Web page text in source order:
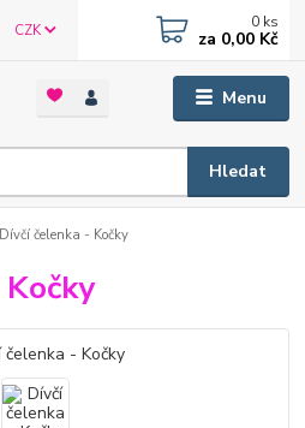
Menu
CZK
Hledat
0 ks
za 0,00 Kč
Dívčí čelenka - Kočky